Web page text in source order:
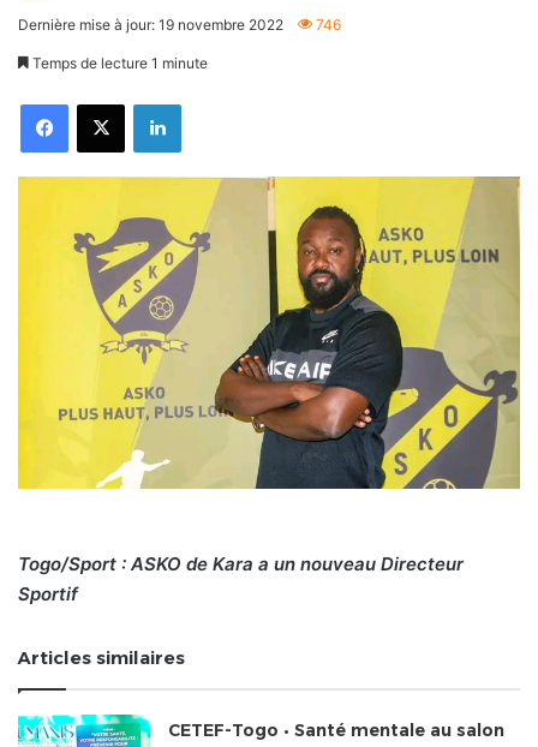
Dernière mise à jour: 19 novembre 2022 746
Temps de lecture 1 minute
FacebookX Linkedin
Togo/Sport : ASKO de Kara a un nouveau Directeur
Sportif
Articles similaires
CETEF-Togo • Santé mentale au salon